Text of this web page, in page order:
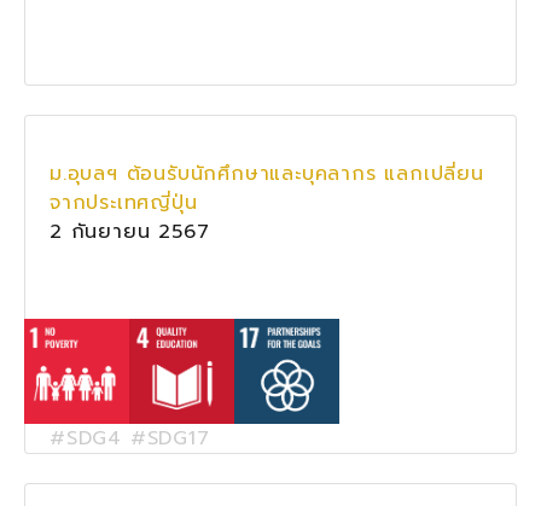
ม.อุบลฯ ต้อนรับนักศึกษาและบุคลากร แลกเปลี่ยน
จากประเทศญี่ปุ่น
2 กันยายน 2567
#SDG4 #SDG17